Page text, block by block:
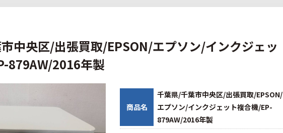
中央区/出張買取/EPSON/エプソン/インクジェッ
879AW/2016年製
商品名
千葉県/千葉市中央区/出張買取/EPSON/
エプソン/インクジェット複合機/EP-
879AW/2016年製